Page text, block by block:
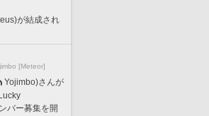
が結成され
[Meteor]
Yojimbo)さんが
バー募集を開